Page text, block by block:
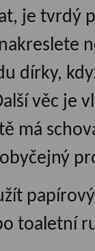
je tvrdý
dírky,
věc je
má
toaletní